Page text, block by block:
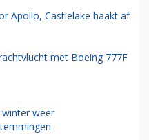
Apollo, Castlelake haakt af
met Boeing 777F
weer